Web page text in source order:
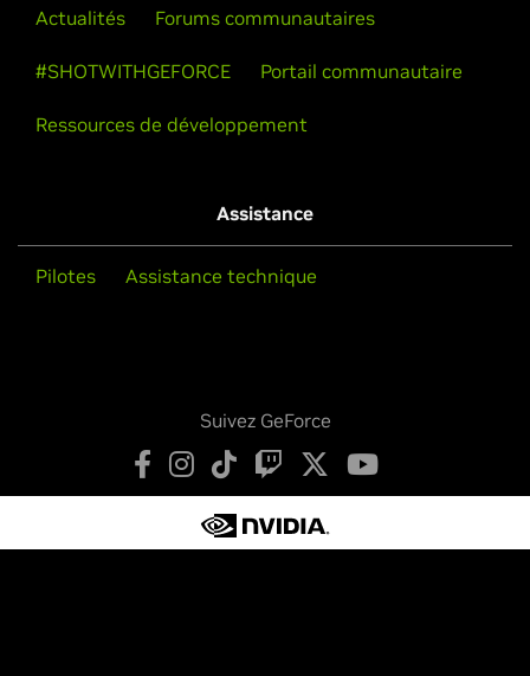
Actualités Forums communautaires
#SHOTWITHGEFORCE Portail communautaire
Ressources de développement
Assistance
Pilotes Assistance technique
Suivez GeForce